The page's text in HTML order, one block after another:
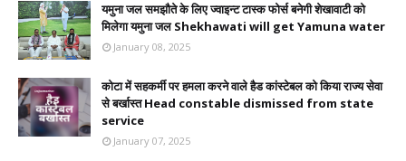
यमुना जल समझौते के लिए ज्वाइन्ट टास्क फोर्स बनेगी शेखावाटी को
मिलेगा यमुना जल Shekhawati will get Yamuna water
January 08, 2025
कोटा में सहकर्मी पर हमला करने वाले हैड कांस्टेबल को किया राज्य सेवा
से बर्खास्त Head constable dismissed from state
service
January 07, 2025